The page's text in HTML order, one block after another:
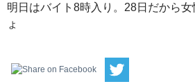
明日はバイト8時入り。28日だから
ょ